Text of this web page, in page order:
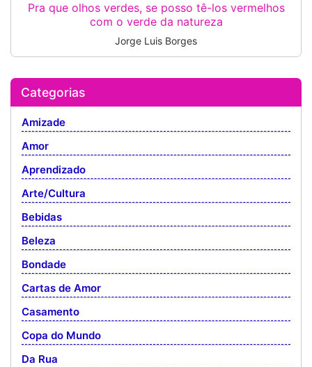
Pra que olhos verdes, se posso tê-los vermelhos
com o verde da natureza
Jorge Luis Borges
Categorias
Amizade
Amor
Aprendizado
Arte/Cultura
Bebidas
Beleza
Bondade
Cartas de Amor
Casamento
Copa do Mundo
Da Rua